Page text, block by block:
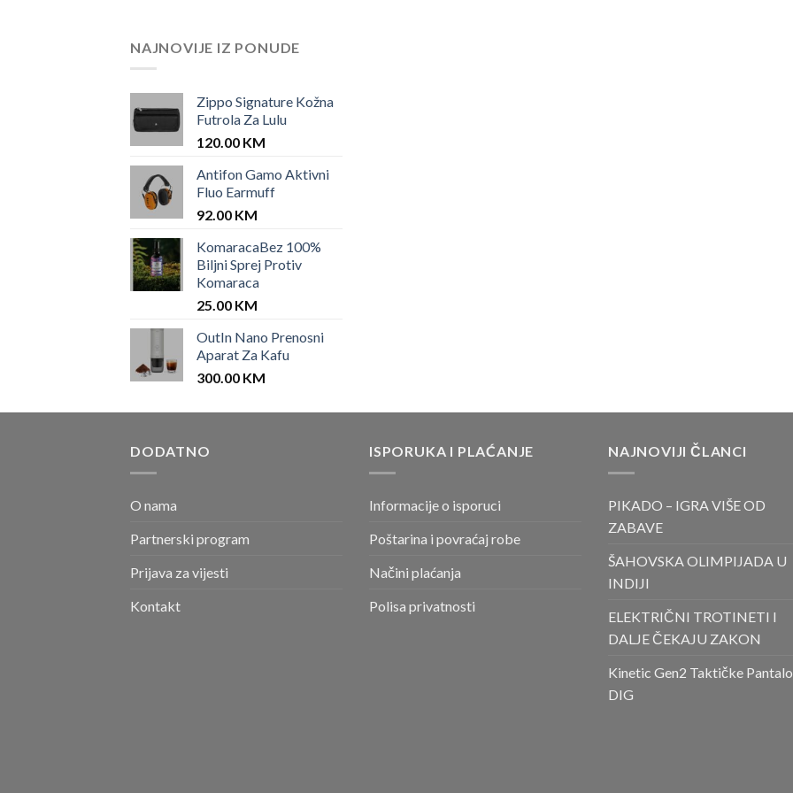
NAJNOVIJE IZ PONUDE
Zippo Signature Kožna
Futrola Za Lulu
120.00 KM
Antifon Gamo Aktivni
Fluo Earmuff
92.00 KM
KomaracaBez 100%
Biljni Sprej Protiv
Komaraca
25.00 KM
OutIn Nano Prenosni
Aparat Za Kafu
300.00 KM
DODATNO
O nama
Partnerski program
Prijava za vijesti
Kontakt
ISPORUKA I PLAĆANJE
Informacije o isporuci
Poštarina i povraćaj robe
Načini plaćanja
Polisa privatnosti
NAJNOVIJI ČLANCI
PIKADO – IGRA VIŠE OD
ZABAVE
ŠAHOVSKA OLIMPIJADA U
INDIJI
ELEKTRIČNI TROTINETI I
DALJE ČEKAJU ZAKON
Kinetic Gen2 Taktičke
DIG